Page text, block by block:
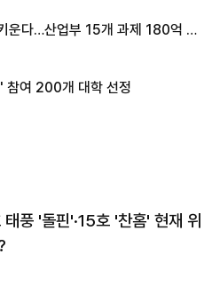
운다…산업부 15개 과제 180억 지
참여 200개 대학 선정
풍 '돌핀'·15호 '찬홈' 현재 위